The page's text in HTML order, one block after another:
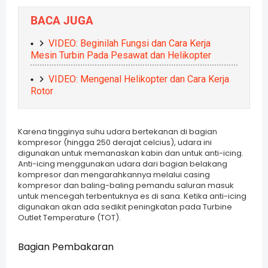
BACA JUGA
VIDEO: Beginilah Fungsi dan Cara Kerja
Mesin Turbin Pada Pesawat dan Helikopter
VIDEO: Mengenal Helikopter dan Cara Kerja
Rotor
Karena tingginya suhu udara bertekanan di bagian
kompresor (hingga 250 derajat celcius), udara ini
digunakan untuk memanaskan kabin dan untuk anti-icing.
Anti-icing menggunakan udara dari bagian belakang
kompresor dan mengarahkannya melalui casing
kompresor dan baling-baling pemandu saluran masuk
untuk mencegah terbentuknya es di sana. Ketika anti-icing
digunakan akan ada sedikit peningkatan pada Turbine
Outlet Temperature (TOT).
Bagian Pembakaran